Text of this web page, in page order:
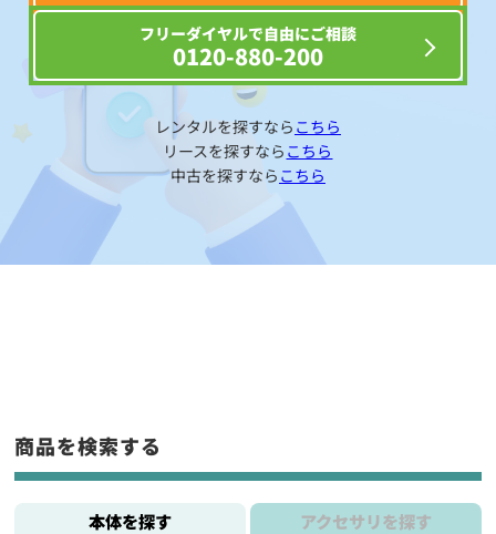
フリーダイヤルで自由にご相談
0120-880-200
レンタルを探すなら こちら
リースを探すなら こちら
中古を探すなら こちら
商品を検索する
本体を探す アクセサリを探す